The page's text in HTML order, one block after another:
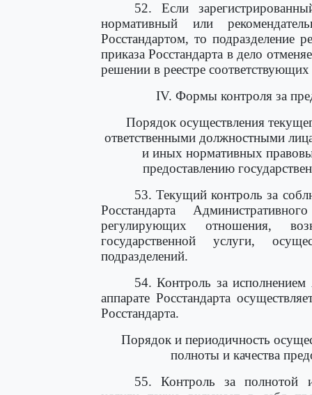
52. Если
нормативный или
Росстандартом, то подразделение
приказа Росстандарта в дело
решении в реестре
IV. Формы контроля за
Порядок осуществления
ответственными должностными
и иных нормативных
предоставлению
53. Текущий контроль за
Росстандарта
регулирующих отношения,
государственной услуги,
подразделений.
54. Контроль за исполнением
аппарате Росстандарта
Росстандарта.
Порядок и периодичность
полноты и качества
55. Контроль за полнотой и